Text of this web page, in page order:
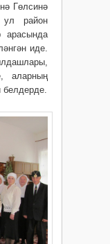
Гөлсинә
район
арасында
иде.
аларның